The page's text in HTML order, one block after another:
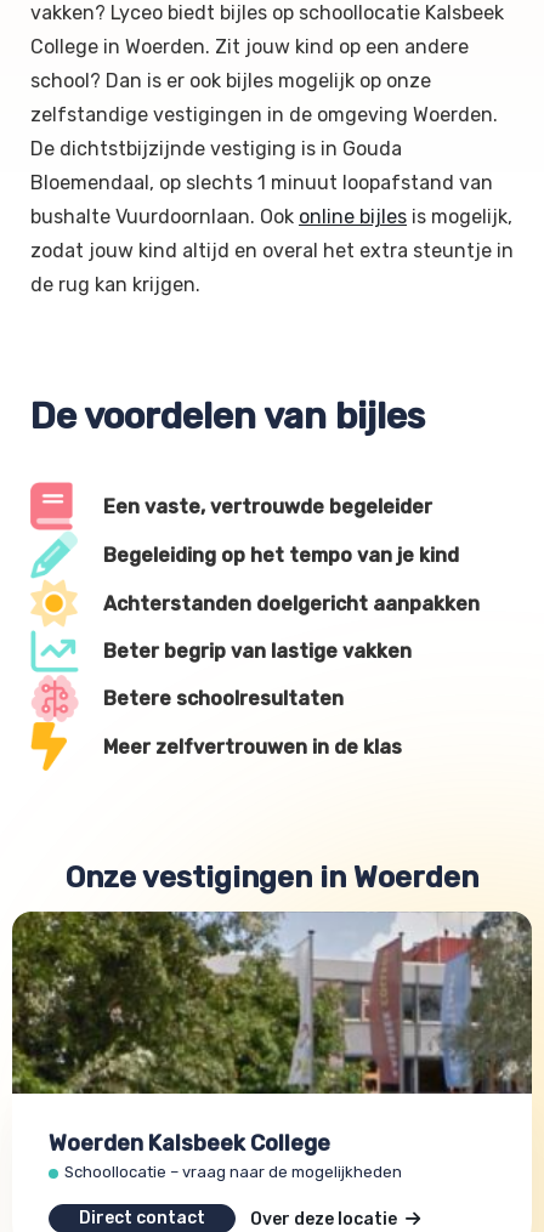
vakken? Lyceo biedt bijles op schoollocatie Kalsbeek
College in Woerden. Zit jouw kind op een andere
school? Dan is er ook bijles mogelijk op onze
zelfstandige vestigingen in de omgeving Woerden.
De dichtstbijzijnde vestiging is in Gouda
Bloemendaal, op slechts 1 minuut loopafstand van
bushalte Vuurdoornlaan. Ook online bijles is mogelijk,
zodat jouw kind altijd en overal het extra steuntje in
de rug kan krijgen.
De voordelen van bijles
Een vaste, vertrouwde begeleider
Begeleiding op het tempo van je kind
Achterstanden doelgericht aanpakken
Beter begrip van lastige vakken
Betere schoolresultaten
Meer zelfvertrouwen in de klas
Onze vestigingen in Woerden
Woerden Kalsbeek College
Schoollocatie – vraag naar de mogelijkheden
Direct contact Over deze locatie